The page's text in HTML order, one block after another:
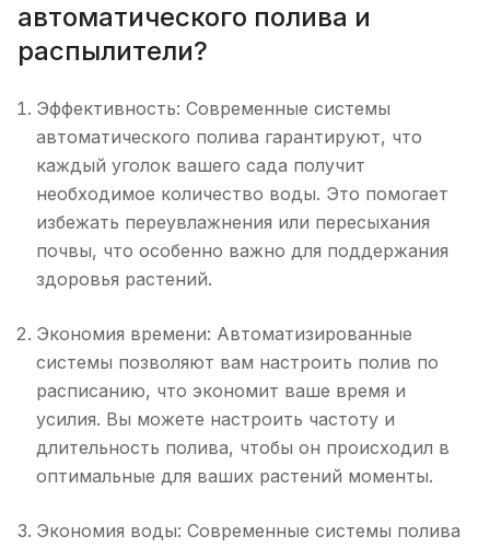
автоматического полива и
распылители?
Эффективность: Современные системы
автоматического полива гарантируют, что
каждый уголок вашего сада получит
необходимое количество воды. Это помогает
избежать переувлажнения или пересыхания
почвы, что особенно важно для поддержания
здоровья растений.
Экономия времени: Автоматизированные
системы позволяют вам настроить полив по
расписанию, что экономит ваше время и
усилия. Вы можете настроить частоту и
длительность полива, чтобы он происходил в
оптимальные для ваших растений моменты.
Экономия воды: Современные системы полива